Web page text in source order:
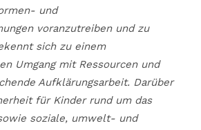
und
voranzutreiben und zu
sich zu einem
Umgang mit Ressourcen und
Aufklärungsarbeit. Darüber
für Kinder rund um das
soziale, umwelt- und